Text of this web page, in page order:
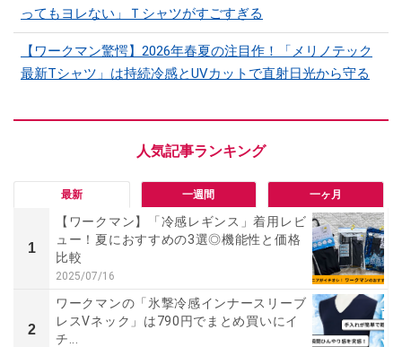
ってもヨレない」Ｔシャツがすごすぎる
【ワークマン驚愕】2026年春夏の注目作！「メリノテック
最新Tシャツ」は持続冷感とUVカットで直射日光から守る
最新 一週間 一ヶ月
1
【ワークマン】「冷感レギンス」着用レビ
ュー！夏におすすめの3選◎機能性と価格
比較
2025/07/16
2
ワークマンの「氷撃冷感インナースリーブ
レスVネック」は790円でまとめ買いにイ
チ...